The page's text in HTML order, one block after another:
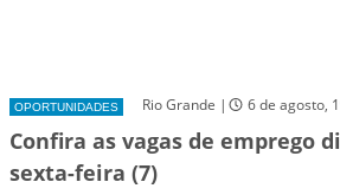
OPORTUNIDADES Rio Grande | 6 de agosto,
Confira as vagas de emprego
sexta-feira (7)